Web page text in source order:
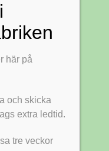
(TPO, TPE)
här på
och skicka
extra ledtid.
tre veckor